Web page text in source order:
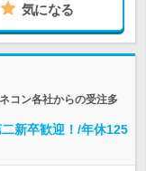
気になる
コン各社からの受注多
新卒歓迎！/年休125